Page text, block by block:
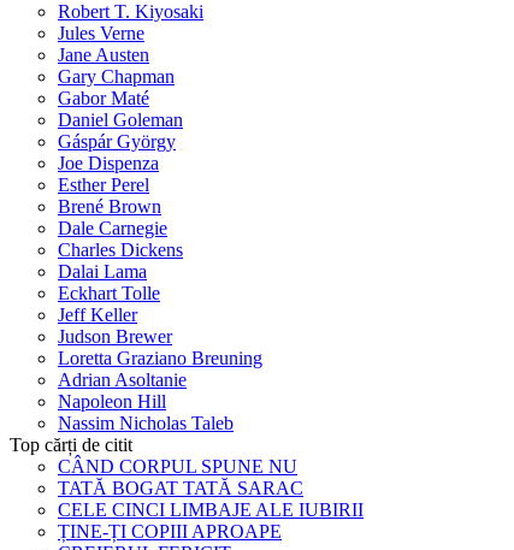
Robert T. Kiyosaki
Jules Verne
Jane Austen
Gary Chapman
Gabor Maté
Daniel Goleman
Gáspár György
Joe Dispenza
Esther Perel
Brené Brown
Dale Carnegie
Charles Dickens
Dalai Lama
Eckhart Tolle
Jeff Keller
Judson Brewer
Loretta Graziano Breuning
Adrian Asoltanie
Napoleon Hill
Nassim Nicholas Taleb
Top cărți de citit
CÂND CORPUL SPUNE NU
TATĂ BOGAT TATĂ SARAC
CELE CINCI LIMBAJE ALE IUBIRII
ȚINE-ȚI COPIII APROAPE